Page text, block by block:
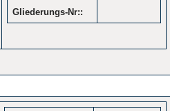
Gliederungs-Nr::